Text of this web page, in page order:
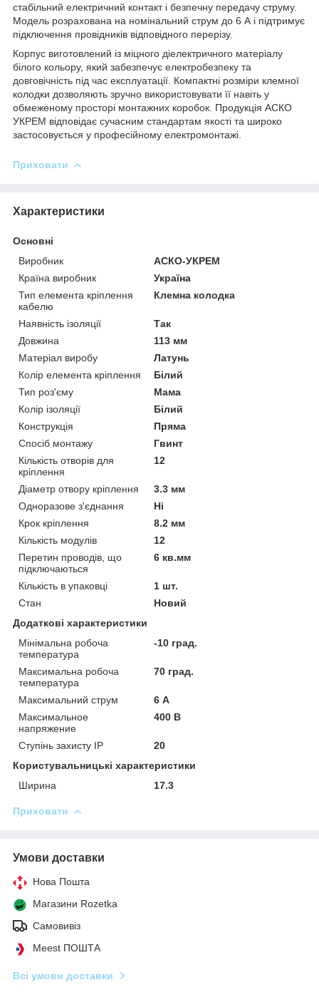
стабільний електричний контакт і безпечну передачу струму.
Модель розрахована на номінальний струм до 6 А і підтримує
підключення провідників відповідного перерізу.
Корпус виготовлений із міцного діелектричного матеріалу
білого кольору, який забезпечує електробезпеку та
довговічність під час експлуатації. Компактні розміри клемної
колодки дозволяють зручно використовувати її навіть у
обмеженому просторі монтажних коробок. Продукція АСКО
УКРЕМ відповідає сучасним стандартам якості та широко
застосовується у професійному електромонтажі.
Приховати
Характеристики
Основні
Виробник
АСКО-УКРЕМ
Країна виробник
Україна
Тип елемента кріплення
кабелю
Клемна колодка
Наявність ізоляції
Так
Довжина
113 мм
Матеріал виробу
Латунь
Колір елемента кріплення
Білий
Тип роз'єму
Мама
Колір ізоляції
Білий
Конструкція
Пряма
Спосіб монтажу
Гвинт
Кількість отворів для
кріплення
12
Діаметр отвору кріплення
3.3 мм
Одноразове з'єднання
Ні
Крок кріплення
8.2 мм
Кількість модулів
12
Перетин проводів, що
підключаються
6 кв.мм
Кількість в упаковці
1 шт.
Стан
Новий
Додаткові характеристики
Мінімальна робоча
температура
-10 град.
Максимальна робоча
температура
70 град.
Максимальний струм
6 А
Максимальное
напряжение
400 В
Ступінь захисту IP
20
Користувальницькі характеристики
Ширина
17.3
Приховати
Умови доставки
Нова Пошта
Магазини Rozetka
Самовивіз
Meest ПОШТА
Всі умови доставки